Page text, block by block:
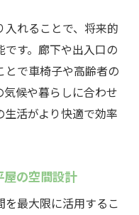
れることで、将来的
す。廊下や出入口の
とで車椅子や高齢者の
候や暮らしに合わせ
活がより快適で効率
の空間設計
最大限に活用するこ